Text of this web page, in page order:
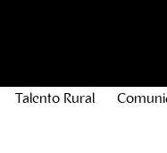
Talento Rural